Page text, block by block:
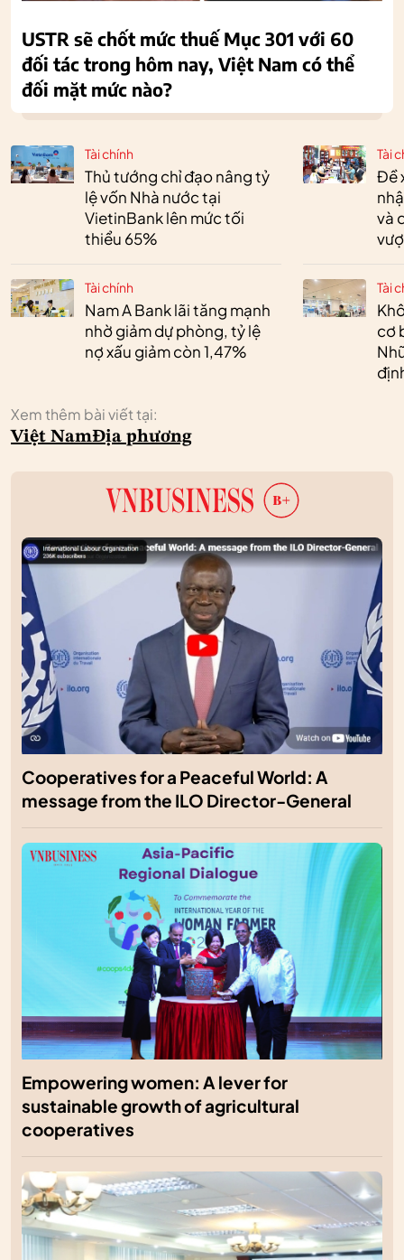
Tài chính
Thủ tướng chỉ đạo nâng tỷ
lệ vốn Nhà nước tại
VietinBank lên mức tối
thiểu 65%
Tài chính
Nam A Bank lãi tăng mạnh
nhờ giảm dự phòng, tỷ lệ
nợ xấu giảm còn 1,47%
Tài
Đề
và
Tài
cơ
Xem thêm bài viết tại:
Việt NamĐịa phương
USTR sẽ chốt mức thuế Mục 301 với 60
đối tác trong hôm nay, Việt Nam có thể
đối mặt mức nào?
Cooperatives for a Peaceful World: A
message from the ILO Director-General
Empowering women: A lever for
sustainable growth of agricultural
cooperatives